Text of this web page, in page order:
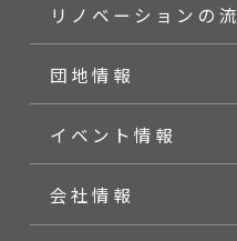
リノベーションの
団地情報
イベント情報
会社情報